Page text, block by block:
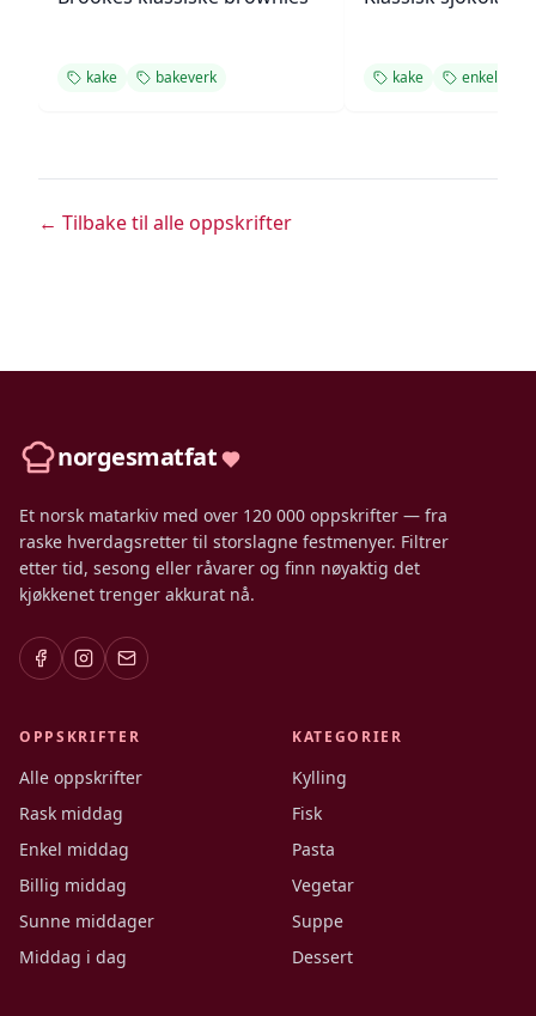
kake bakeverk kake enkel
← Tilbake til alle oppskrifter
norgesmatfat
Et norsk matarkiv med over 120 000 oppskrifter — fra
raske hverdagsretter til storslagne festmenyer. Filtrer
etter tid, sesong eller råvarer og finn nøyaktig det
kjøkkenet trenger akkurat nå.
OPPSKRIFTER
Alle oppskrifter
Rask middag
Enkel middag
Billig middag
Sunne middager
Middag i dag
KATEGORIER
Kylling
Fisk
Pasta
Vegetar
Suppe
Dessert